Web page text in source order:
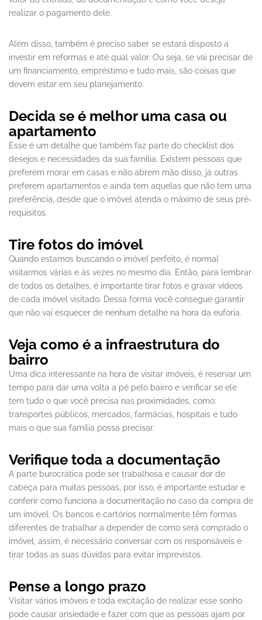
realizar o pagamento dele.
Além disso, também é preciso saber se estará disposto a
investir em reformas e até qual valor. Ou seja, se vai precisar de
um financiamento, empréstimo e tudo mais, são coisas que
devem estar em seu planejamento.
Decida se é melhor uma casa ou
apartamento
Esse é um detalhe que também faz parte do checklist dos
desejos e necessidades da sua família. Existem pessoas que
preferem morar em casas e não abrem mão disso, já outras
preferem apartamentos e ainda tem aquelas que não tem uma
preferência, desde que o imóvel atenda o máximo de seus pré-
requisitos.
Tire fotos do imóvel
Quando estamos buscando o imóvel perfeito, é normal
visitarmos várias e às vezes no mesmo dia. Então, para lembrar
de todos os detalhes, é importante tirar fotos e gravar vídeos
de cada imóvel visitado. Dessa forma você consegue garantir
que não vai esquecer de nenhum detalhe na hora da euforia.
Veja como é a infraestrutura do
bairro
Uma dica interessante na hora de visitar imóveis, é reservar um
tempo para dar uma volta a pé pelo bairro e verificar se ele
tem tudo o que você precisa nas proximidades, como:
transportes públicos, mercados, farmácias, hospitais e tudo
mais o que sua família possa precisar.
Verifique toda a documentação
A parte burocrática pode ser trabalhosa e causar dor de
cabeça para muitas pessoas, por isso, é importante estudar e
conferir como funciona a documentação no caso da compra de
um imóvel. Os bancos e cartórios normalmente têm formas
diferentes de trabalhar a depender de como será comprado o
imóvel, assim, é necessário conversar com os responsáveis e
tirar todas as suas dúvidas para evitar imprevistos.
Pense a longo prazo
Visitar vários imóveis e toda excitação de realizar esse sonho
pode causar ansiedade e fazer com que as pessoas ajam por